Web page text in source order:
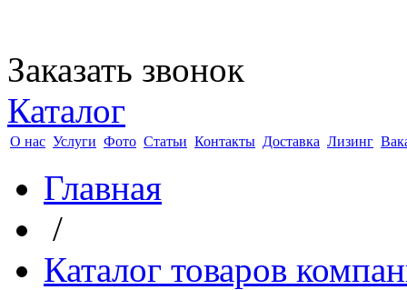
Заказать звонок
Каталог
О нас Услуги Фото Статьи Контакты Доставка Лизинг
Главная
/
Каталог товаров